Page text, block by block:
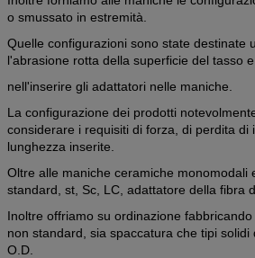
o smussato in estremità.
Quelle configurazioni sono state destinate
l'abrasione rotta della superficie del tasso
nell'inserire gli adattatori nelle maniche.
La configurazione dei prodotti
considerare i requisiti di forza, di perdita di
lunghezza inserite.
Oltre alle maniche ceramiche monomodali
standard, st, Sc, LC, adattatore della fibra
Inoltre offriamo su ordinazione
non standard sia spaccatura che tipi solidi
O.D.